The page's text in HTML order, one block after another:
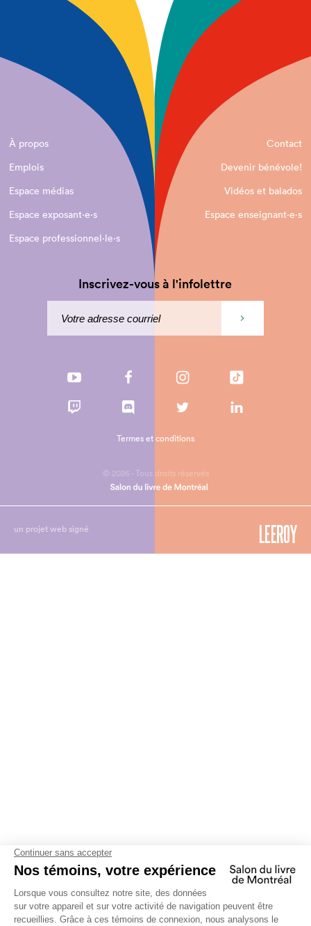
À propos
Contact
Emplois
Devenir bénévole!
Espace médias
Vidéos et balados
Espace exposant·e⋅s
Espace enseignant·e⋅s
Espace professionnel·le⋅s
Inscrivez-vous à l'infolettre
© 2026 - Tous droits réservés
Termes et conditions
un projet web signé